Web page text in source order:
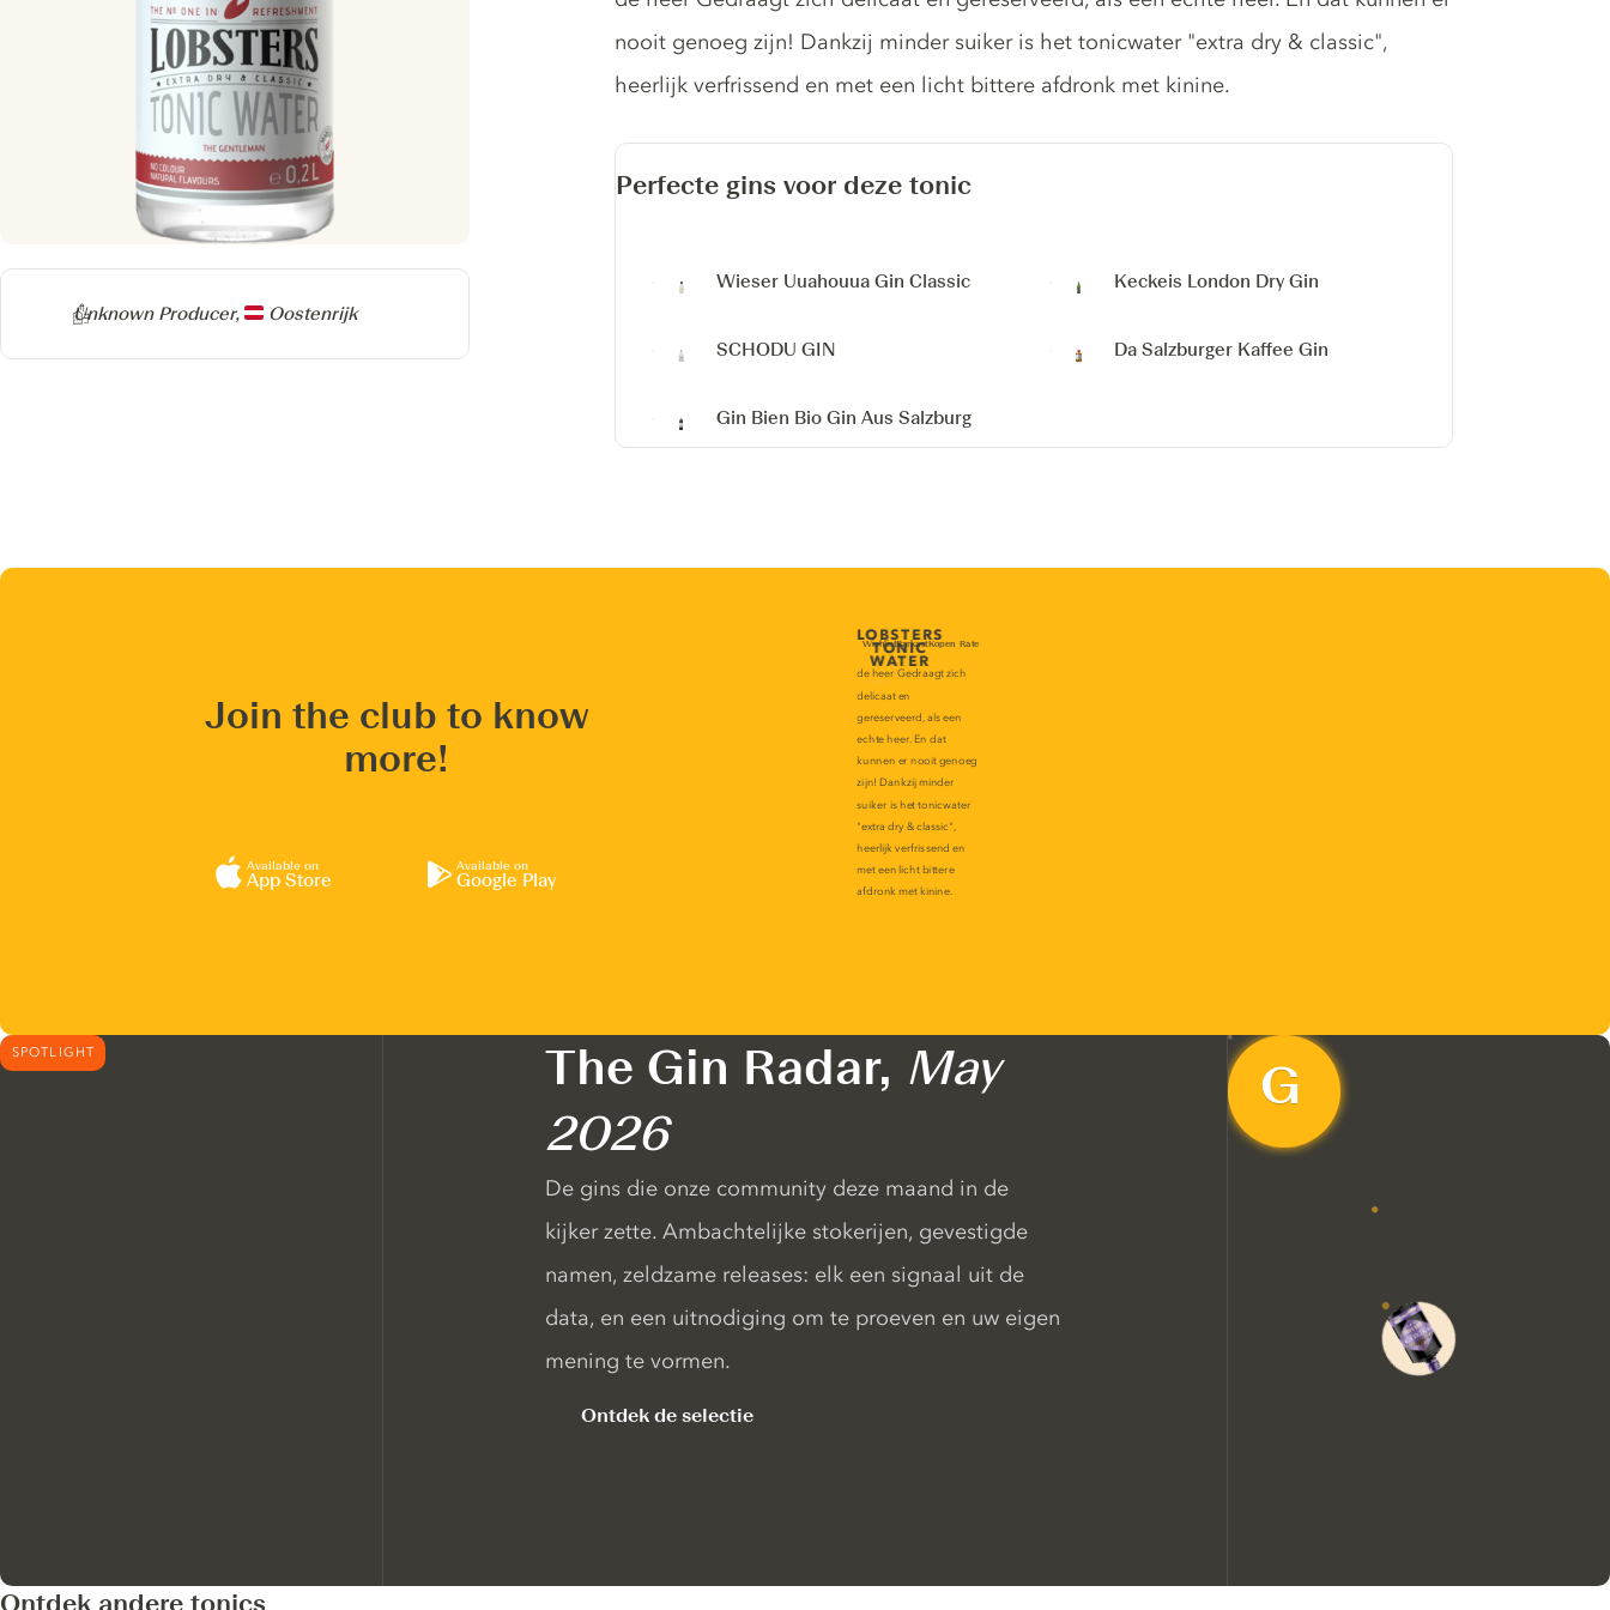
Producer
Unknown Producer, Oostenrijk
nooit genoeg zijn! Dankzij minder suiker is het tonicwater "extra dry & classic",
heerlijk verfrissend en met een licht bittere afdronk met kinine.
Perfecte gins voor deze tonic
Wieser Uuahouua Gin Classic Keckeis London Dry Gin
SCHODU GIN Da Salzburger Kaffee Gin
Gin Bien Bio Gin Aus Salzburg
Join the club to know
more!
Available on
App Store
Available on
Google Play
SPOTLIGHT The Gin Radar, May
2026
De gins die onze community deze maand in de
kijker zette. Ambachtelijke stokerijen, gevestigde
namen, zeldzame releases: elk een signaal uit de
data, en een uitnodiging om te proeven en uw eigen
mening te vormen.
Ontdek de selectie
Ontdek andere tonics